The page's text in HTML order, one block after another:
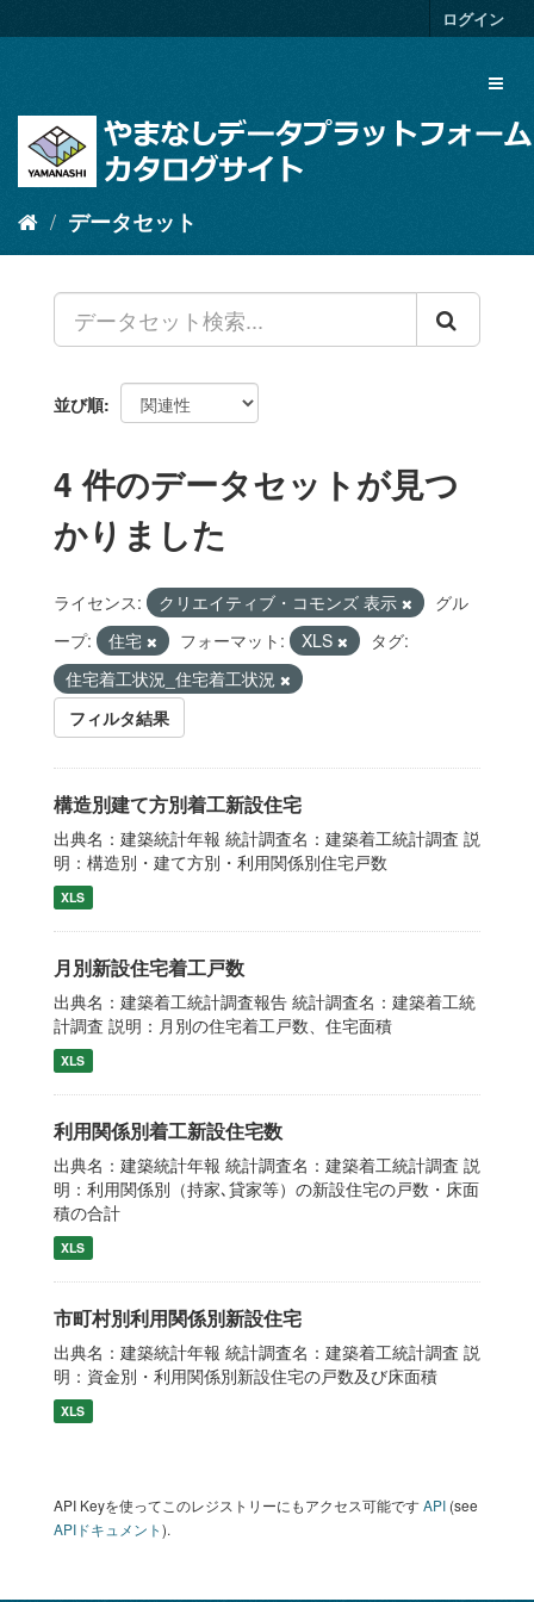
キ
ログイン
データセット
並び順
4 件のデータセットが見つ
かりました
ライセンス: クリエイティブ・コモンズ 表示
グル
ープ:
住宅 フォーマット: XLS
タグ:
住宅着工状況_住宅着工状況
フィルタ結果
構造別建て方別着工新設住宅
出典名：建築統計年報 統計調査名：建築着工統計調査 説
明：構造別・建て方別・利用関係別住宅戸数
XLS
月別新設住宅着工戸数
出典名：建築着工統計調査報告 統計調査名：建築着工統
計調査 説明：月別の住宅着工戸数、住宅面積
XLS
利用関係別着工新設住宅数
出典名：建築統計年報 統計調査名：建築着工統計調査 説
明：利用関係別（持家､貸家等）の新設住宅の戸数・床面
積の合計
XLS
市町村別利用関係別新設住宅
出典名：建築統計年報 統計調査名：建築着工統計調査 説
明：資金別・利用関係別新設住宅の戸数及び床面積
XLS
API Keyを使ってこのレジストリーにもアクセス可能ですAPI (see
APIドキュメント).